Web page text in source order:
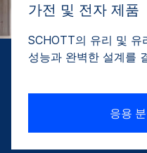
가전 및 전자 제품
SCHOTT의 유리 및 유
성능과 완벽한 설계를
응용